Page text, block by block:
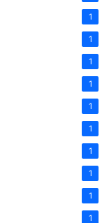
1
1
1
1
1
1
1
1
1
1